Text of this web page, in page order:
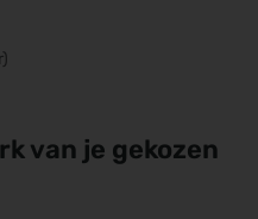
van je gekozen